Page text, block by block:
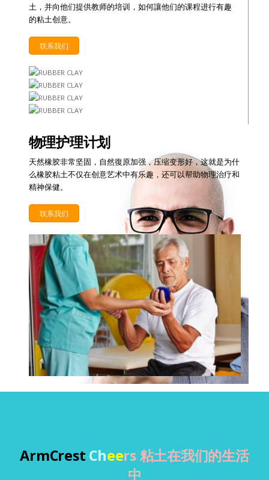
土，并向他们提供教师的培训，如何讓他们的课程进行有趣
的粘土创意。
联系我们
物理护理计划
天然橡胶非常坚固，自然復原加强，压缩变形好，这就是为什
么橡胶粘土不仅在创意艺术中有乐趣，还可以帮助物理治疗和
精神保健。
联系我们
ArmCrest Cheers 粘土在我们的生活
中